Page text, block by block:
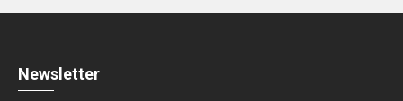
Newsletter